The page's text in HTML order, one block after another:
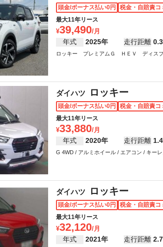
頭金/ボーナス払い0円
税金・自賠責コ
最大11年リース
39,490
年式 2025年 走行距離
ロッキー プレミアムＧ ＨＥＶ ディスプ
ダイハツ ロッキー
頭金/ボーナス払い0円
税金・自賠責コ
最大11年リース
33,880
年式 2020年 走行距離
G 4WD / アルミホイール / エアコン / キー
ダイハツ ロッキー
頭金/ボーナス払い0円
税金・自賠責コ
最大11年リース
32,120
年式 2021年 走行距離